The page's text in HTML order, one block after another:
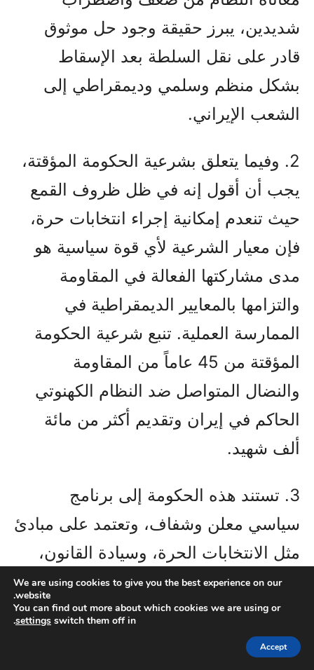
شديدين، يبرز حقيقة وجود حل موثوق
قادر على نقل السلطة بعد الإسقاط
بشكل منظم وسلمي وديمقراطي إلى
الشعب الإيراني.
2. وفيما يتعلق بشرعية الحكومة المؤقتة،
يجب أن أقول إنه في ظل ظروف القمع
حيث تنعدم إمكانية إجراء انتخابات حرة،
فإن معيار الشرعية لأي قوة سياسية هو
مدى مشاركتها الفعالة في المقاومة
والتزامها بالمعايير الديمقراطية في
الممارسة العملية. تنبع شرعية الحكومة
المؤقتة من 45 عاماً من المقاومة
والنضال المتواصل ضد النظام الكهنوتي
الحاكم في إيران وتقديم أكثر من مائة
ألف شهيد.
3. تستند هذه الحكومة إلى برنامج
سياسي معلن وشفاف، وتعتمد على مبادئ
مثل الانتخابات الحرة، وسيادة القانون،
وفصل الدين عن الدولة، والمساواة بين
الرجل والمرأة.
4. ويجب أن أضيف أن الحكومة المؤقتة لا
We are using cookies to give you the best experience on our
website.
You can find out more about which cookies we are using or
switch them off in
settings
.
Accept